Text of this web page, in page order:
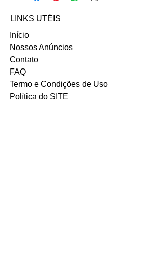
carolinacarrera99@hotmail.com
INSTAGRAM
LINKS UTÉIS
Início
Nossos Anúncios
Contato
FAQ
Termo e Condições de Uso
Política do SITE